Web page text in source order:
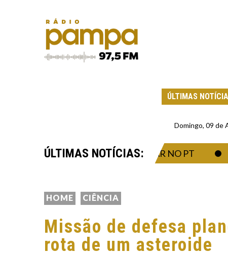
ÚLTIMAS
Domingo, 09 de
ÚLTIMAS NOTÍCIAS:
TEVE AVAL PARA TRABALHAR NO PT O
HOME CIÊNCIA
Missão de defesa
rota de um asteroide